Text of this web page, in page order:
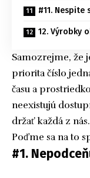
#11. Nespite
12. Výrobky
Samozrejme, že
priorita číslo
času a
neexistujú
držať každá z nás.
Poďme sa na to
#1.